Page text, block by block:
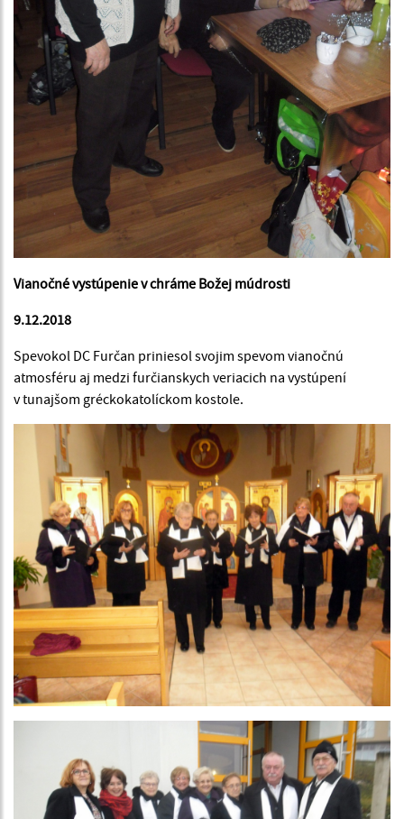
Vianočné vystúpenie v chráme Božej múdrosti
9.12.2018
Spevokol DC Furčan priniesol svojim spevom vianočnú
atmosféru aj medzi furčianskych veriacich na vystúpení
v tunajšom gréckokatolíckom kostole.